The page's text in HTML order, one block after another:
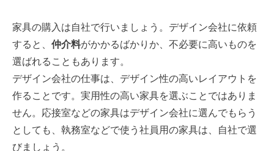
家具の購入は自社で行いましょう。デザイン会社に依頼
すると、 仲介料がかかるばかりか、不必要に高いものを
選ばれることもあります。
デザイン会社の仕事は、デザイン性の高いレイアウトを
作ることです。実用性の高い家具を選ぶことではありま
せん。応接室などの家具はデザイン会社に選んでもらう
としても、執務室などで使う社員用の家具は、自社で選
びましょう。